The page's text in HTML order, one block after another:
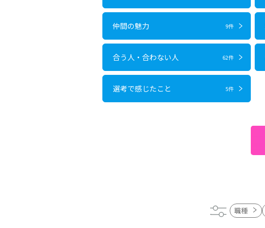
仲間の魅力 9件
合う人・合わない人 62件
選考で感じたこと 5件
職種